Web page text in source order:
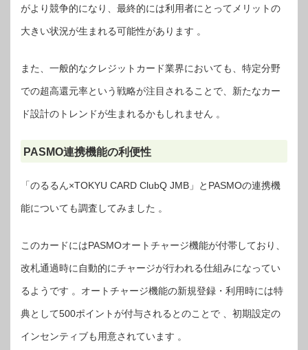
がより競争的になり、最終的には利用者にとってメリットの
大きい状況が生まれる可能性があります 。
また、一般的なクレジットカード業界においても、特定分野
での超高還元率という戦略が注目されることで、新たなカー
ド設計のトレンドが生まれるかもしれません 。
PASMO連携機能の利便性
「のるるん×TOKYU CARD ClubQ JMB」とPASMOの連携機
能についても調査してみました 。
このカードにはPASMOオートチャージ機能が付帯しており、
改札通過時に自動的にチャージが行われる仕組みになってい
るようです 。オートチャージ機能の新規登録・利用時には特
典として500ポイントが付与されるとのことで 、初期設定の
インセンティブも用意されています 。